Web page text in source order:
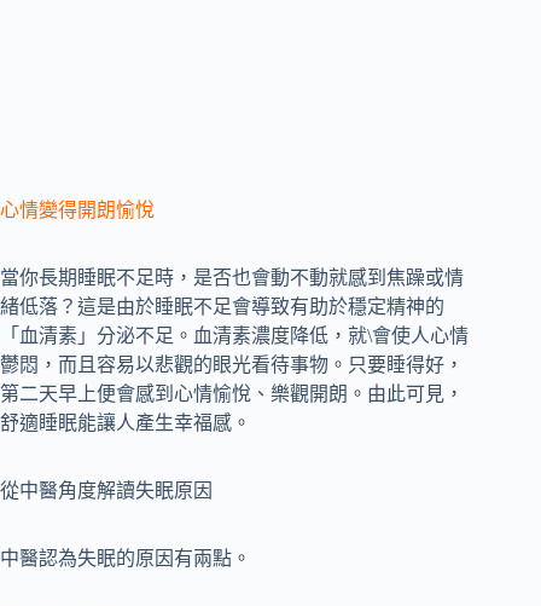
心情變得開朗愉悅
當你長期睡眠不足時，是否也會動不動就感到焦躁或情
緒低落？這是由於睡眠不足會導致有助於穩定精神的
「血清素」分泌不足。血清素濃度降低，就\會使人心情
鬱悶，而且容易以悲觀的眼光看待事物。只要睡得好，
第二天早上便會感到心情愉悅、樂觀開朗。由此可見，
舒適睡眠能讓人產生幸福感。
從中醫角度解讀失眠原因
中醫認為失眠的原因有兩點。